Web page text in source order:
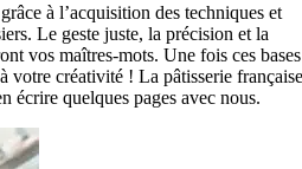
à l’acquisition des techniques et
Le geste juste, la précision et la
vos maîtres-mots. Une fois ces bases
votre créativité ! La pâtisserie française
écrire quelques pages avec nous.